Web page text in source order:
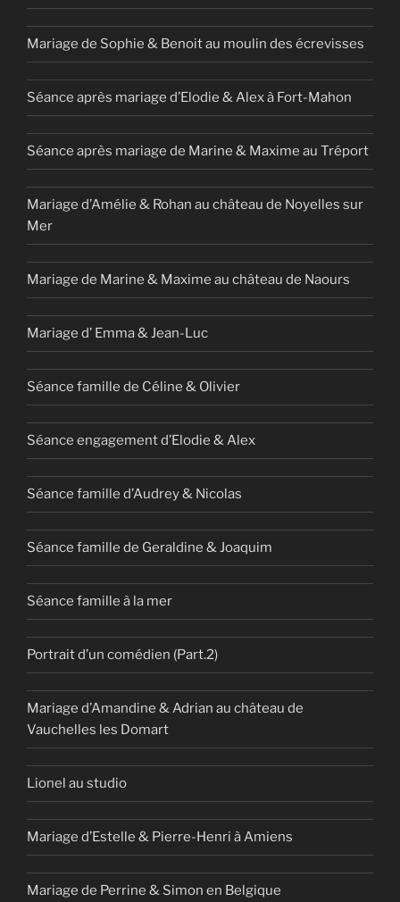
Mariage de Sophie & Benoit au moulin des écrevisses
Séance après mariage d’Elodie & Alex à Fort-Mahon
Séance après mariage de Marine & Maxime au Tréport
Mariage d’Amélie & Rohan au château de Noyelles sur
Mer
Mariage de Marine & Maxime au château de Naours
Mariage d’ Emma & Jean-Luc
Séance famille de Céline & Olivier
Séance engagement d’Elodie & Alex
Séance famille d’Audrey & Nicolas
Séance famille de Geraldine & Joaquim
Séance famille à la mer
Portrait d’un comédien (Part.2)
Mariage d’Amandine & Adrian au château de
Vauchelles les Domart
Lionel au studio
Mariage d’Estelle & Pierre-Henri à Amiens
Mariage de Perrine & Simon en Belgique